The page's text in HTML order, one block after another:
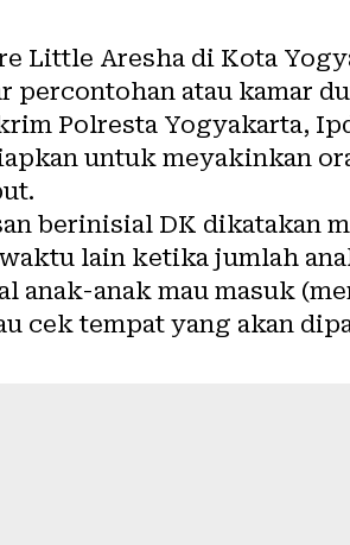
Little Aresha di Kota
percontohan atau kamar
Polresta Yogyakarta,
untuk meyakinkan
berinisial DK dikatakan
lain ketika jumlah
anak-anak mau masuk
cek tempat yang akan